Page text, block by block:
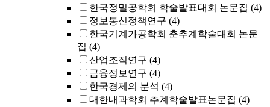
한국정밀공학회 학술발표대회 논문집 (4)
정보통신정책연구 (4)
한국기계가공학회 춘추계학술대회 논문
집 (4)
산업조직연구 (4)
금융정보연구 (4)
한국경제의 분석 (4)
대한내과학회 추계학술발표논문집 (4)